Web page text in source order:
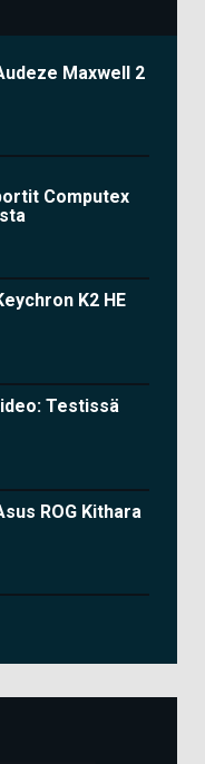
Maxwell 2
Computex
K2 HE
Testissä
ROG Kithara